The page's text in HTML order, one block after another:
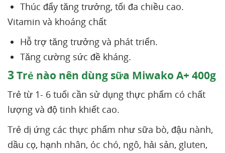
Thúc đẩy tăng trưởng, tối đa chiều cao.
Vitamin và khoáng chất
Hỗ trợ tăng trưởng và phát triển.
Tăng cường sức đề kháng.
3Trẻ nào nên dùng sữa Miwako A+ 400g
Trẻ từ 1- 6 tuổi cần sử dụng thực phẩm có chất
lượng và độ tinh khiết cao.
Trẻ dị ứng các thực phẩm như sữa bò, đậu nành,
dầu cọ, hạnh nhân, óc chó, ngô, hải sản, gluten,